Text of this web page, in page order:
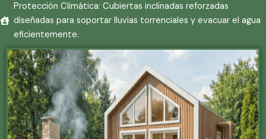
Protección Climática: Cubiertas inclinadas reforzadas
diseñadas para soportar lluvias torrenciales y evacuar el agua
eficientemente.